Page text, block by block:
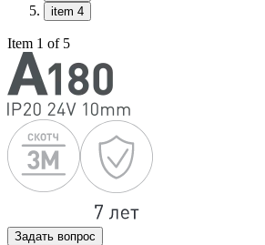
item 4
Item 1 of 5
Задать вопрос